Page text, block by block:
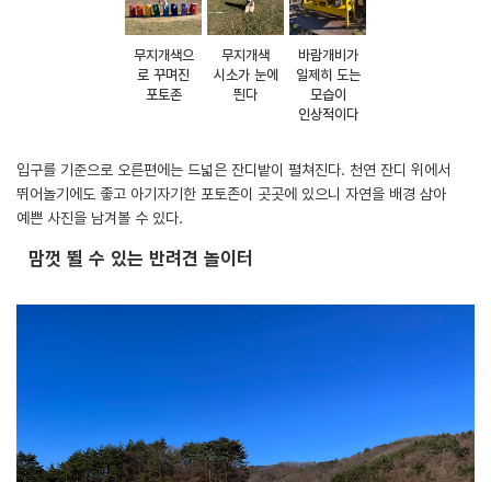
무지개색으
로 꾸며진
포토존
무지개색
시소가 눈에
띈다
바람개비가
일제히 도는
모습이
인상적이다
입구를 기준으로 오른편에는 드넓은 잔디밭이 펼쳐진다. 천연 잔디 위에서
뛰어놀기에도 좋고 아기자기한 포토존이 곳곳에 있으니 자연을 배경 삼아
예쁜 사진을 남겨볼 수 있다.
맘껏 뛸 수 있는 반려견 놀이터